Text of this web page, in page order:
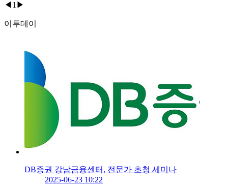
◀ 1 ▶
이투데이
DB증권 강남금융센터, 전문가 초청 세미나
2025-06-23 10:22